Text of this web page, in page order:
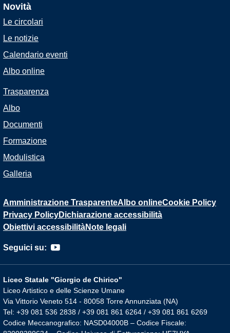
Novità
Le circolari
Le notizie
Calendario eventi
Albo online
Trasparenza
Albo
Documenti
Formazione
Modulistica
Galleria
Amministrazione TrasparenteAlbo onlineCookie Policy
Privacy PolicyDichiarazione accessibilità
Obiettivi accessibilitàNote legali
Seguici su:
Liceo Statale "Giorgio de Chirico"
Liceo Artistico e delle Scienze Umane
Via Vittorio Veneto 514 - 80058 Torre Annunziata (NA)
Tel: +39 081 536 2838 / +39 081 861 6264 / +39 081 861 6269
Codice Meccanografico: NASD04000B – Codice Fiscale: